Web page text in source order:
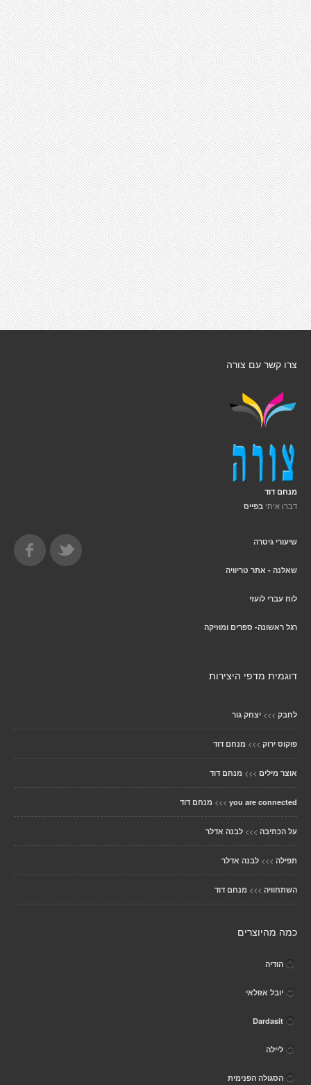
צרו קשר עם צורה
מנחם דוד
דברו איתי בפייס
שיעורי גיטרה
שאלנה - אתר טריוויה
לוח עברי לועזי
רגל ראשונה- ספרים ומוזיקה
דוגמית מדפי היצירות
לחבק >>> יצחק גור
פוקוס ירוק >>> מנחם דוד
אוצר מילים >>> מנחם דוד
you are connected
>>> מנחם דוד
על הכתיבה >>> לבנה אדלר
תפילה >>> לבנה אדלר
השתחוויה >>> מנחם דוד
כמה מהיוצרים
הודיה
יובל אזולאי
Dardasit
ליילה
הסגולה הפנימית